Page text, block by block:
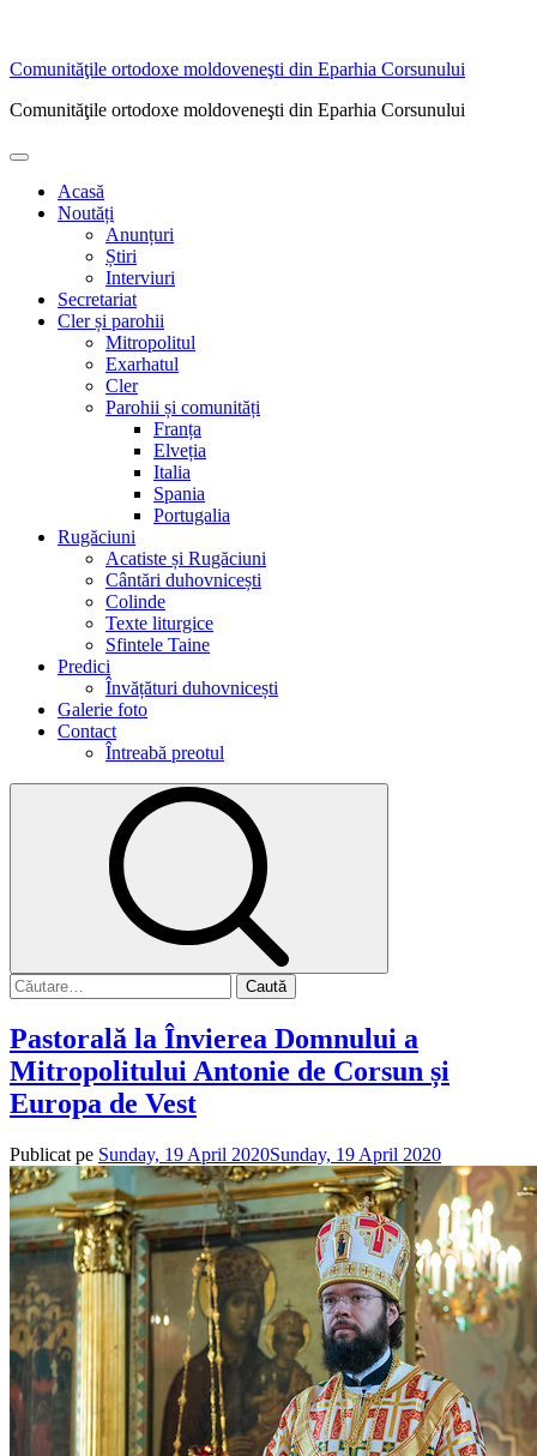
Sari
conținut
Comunităţile ortodoxe moldoveneşti din Eparhia Corsunului
Comunităţile ortodoxe moldoveneşti din Eparhia Corsunului
Meniu
principalAcasă
Noutăți
Anunțuri
Știri
Interviuri
Secretariat
Cler și parohii
Mitropolitul
Exarhatul
Cler
Parohii și comunități
Franța
Elveția
Italia
Spania
Portugalia
Rugăciuni
Acatiste și Rugăciuni
Cântări duhovnicești
Colinde
Texte liturgice
Sfintele Taine
Predici
Învățături duhovnicești
Galerie foto
Contact
Întreabă preotul
Caută
după:
Pastorală la Învierea Domnului a
Mitropolitului Antonie de Corsun și
Europa de Vest
Publicat pe Sunday, 19 April 2020Sunday, 19 April 2020
admin